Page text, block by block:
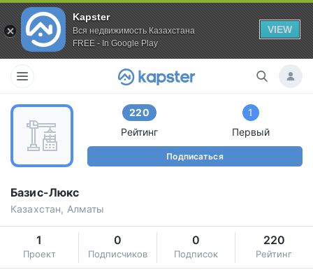
Kapster
Вся недвижимость Казахстана
FREE - In Google Play
VIEW
220
Рейтинг
1
Первый
Подписаться
Базис-Люкс
Казахстан, Алматы
1
Проект
0
Подписчиков
0
Подписок
220
Рейтинг